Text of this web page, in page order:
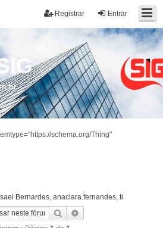
Entrar
Registrar
schema.org/Thing"
Bernardes, anaclara.fernandes, ti
Pesquisar